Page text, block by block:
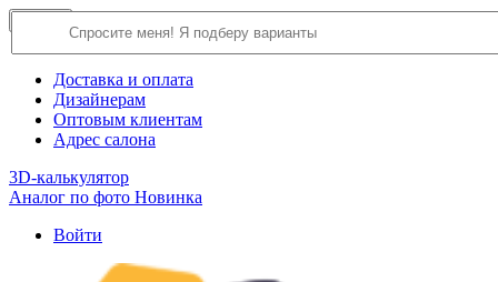
О компании
Доставка и оплата
Дизайнерам
Оптовым клиентам
Адрес салона
3D-калькулятор
Аналог по фото Новинка
Войти